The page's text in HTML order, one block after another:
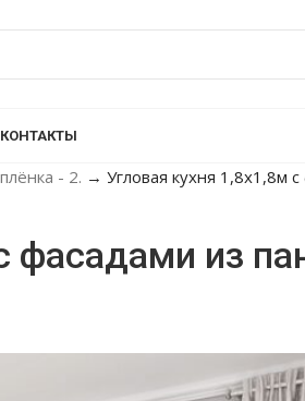
КОНТАКТЫ
- 2. → Угловая кухня 1,8х1,8м
фасадами из